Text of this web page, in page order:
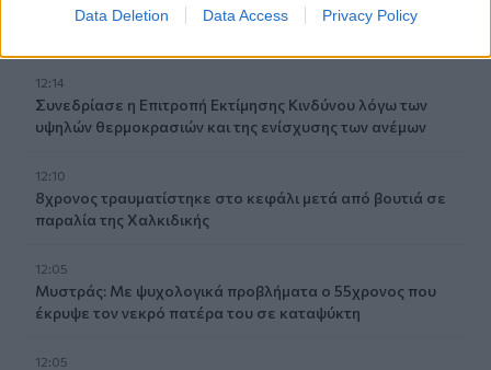
Data Deletion Data Access Privacy Policy
Δήμος Βιάννου: Χιλιάδες επισκέπτες κάθε ηλικίας στην
12:14
Συνεδρίασε η Επιτροπή Εκτίμησης Κινδύνου λόγω των
υψηλών θερμοκρασιών και της ενίσχυσης των ανέμων
12:10
8χρονος τραυματίστηκε στο κεφάλι μετά από βουτιά σε
παραλία της Χαλκιδικής
12:05
Μυστράς: Με ψυχολογικά προβλήματα ο 55χρονος που
έκρυψε τον νεκρό πατέρα του σε καταψύκτη
12:05